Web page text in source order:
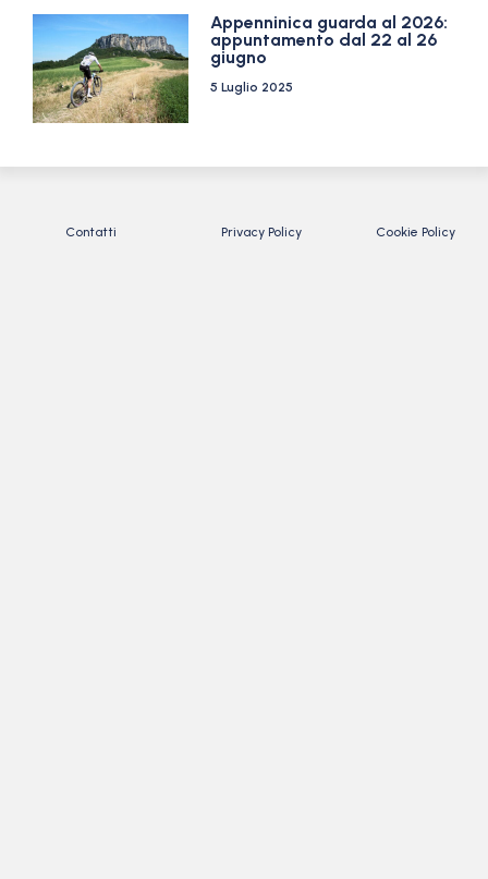
Appenninica guarda al 2026:
appuntamento dal 22 al 26
giugno
5 Luglio 2025
Contatti Privacy Policy Cookie Policy